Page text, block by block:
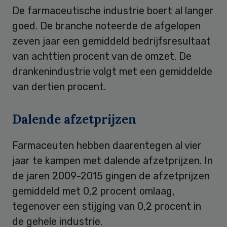
De farmaceutische industrie boert al langer
goed. De branche noteerde de afgelopen
zeven jaar een gemiddeld bedrijfsresultaat
van achttien procent van de omzet. De
drankenindustrie volgt met een gemiddelde
van dertien procent.
Dalende afzetprijzen
Farmaceuten hebben daarentegen al vier
jaar te kampen met dalende afzetprijzen. In
de jaren 2009-2015 gingen de afzetprijzen
gemiddeld met 0,2 procent omlaag,
tegenover een stijging van 0,2 procent in
de gehele industrie.